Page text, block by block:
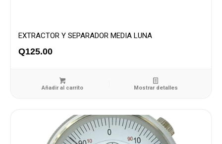
EXTRACTOR Y SEPARADOR MEDIA LUNA
Q125.00
Añadir al carrito Mostrar detalles